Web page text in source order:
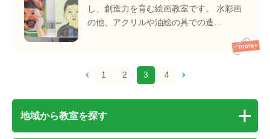
し、創造力を育む絵画教室です。 水彩画
の他、アクリルや油絵の具での造…
1 2 3 4
地域から教室を探す